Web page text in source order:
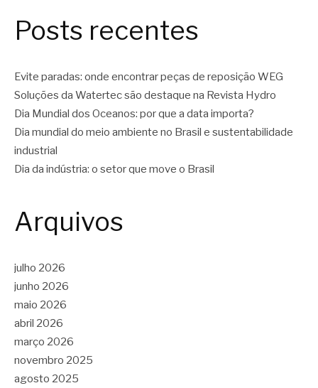
Posts recentes
Evite paradas: onde encontrar peças de reposição WEG
Soluções da Watertec são destaque na Revista Hydro
Dia Mundial dos Oceanos: por que a data importa?
Dia mundial do meio ambiente no Brasil e sustentabilidade
industrial
Dia da indústria: o setor que move o Brasil
Arquivos
julho 2026
junho 2026
maio 2026
abril 2026
março 2026
novembro 2025
agosto 2025